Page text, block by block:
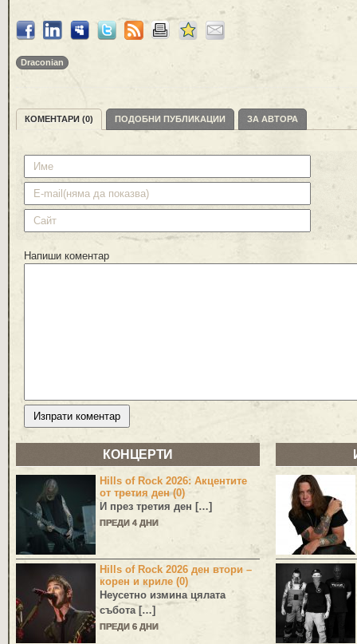
Draconian
КОМЕНТАРИ (0) ПОДОБНИ ПУБЛИКАЦИИ ЗА АВТОРА
Напиши коментар
КОНЦЕРТИ
Hills of Rock 2026: Акцентите
от третия ден (0)
И през третия ден […]
ПРЕДИ 4 ДНИ
Hills of Rock 2026 ден втори –
корен и криле (0)
Неусетно измина цялата
събота […]
ПРЕДИ 6 ДНИ